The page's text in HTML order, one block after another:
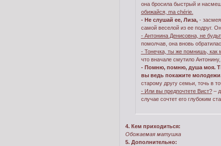
она бросила быстрый и
обижайся, ma chérie.
- Не слушай ее, Лиза,-
самой веселой из ее подруг.
- Антонина Денисовна, не
помолчав, она вновь
- Тонечка, ты же помнишь, как
что вначале смутило
- Помню, помню, душа моя.
вы ведь покажите
старому другу семьи, точь в
- Или вы предпочтете Вист?–
случае сочтет его глубоким
4. Кем приходиться:
Обожаемая матушка
5. Дополнительно: